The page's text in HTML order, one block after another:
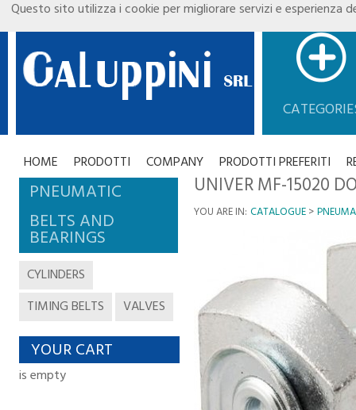
HOME PRODOTTI COMPANY PRODOTTI PREFERITI
PNEUMATIC
BELTS AND
BEARINGS
CYLINDERS
TIMING BELTS
VALVES
YOUR CART
is empty
UNIVER MF-15020
YOU ARE IN: CATALOGUE
Questo sito utilizza i cookie per migliorare servizi e esperienza